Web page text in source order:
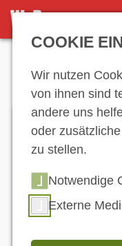
COOKIE
Wir nutzen
von ihnen sind
andere uns
oder
zu stellen.
Notwendige
Externe